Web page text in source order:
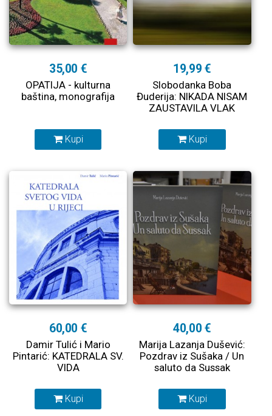
35,00 €
OPATIJA - kulturna
baština, monografija
Kupi
19,99 €
Slobodanka Boba
Đuderija: NIKADA NISAM
ZAUSTAVILA VLAK
Kupi
60,00 €
Damir Tulić i Mario
Pintarić: KATEDRALA SV.
VIDA
Kupi
40,00 €
Marija Lazanja Dušević:
Pozdrav iz Sušaka / Un
saluto da Sussak
Kupi